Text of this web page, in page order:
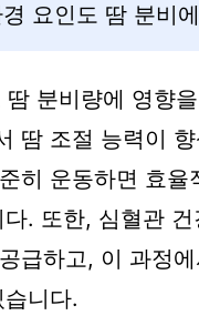
요인도 땀 분비
땀 분비량에 영향
땀 조절 능력이
히 운동하면 효율
. 또한, 심혈관
급하고, 이 과정
니다.